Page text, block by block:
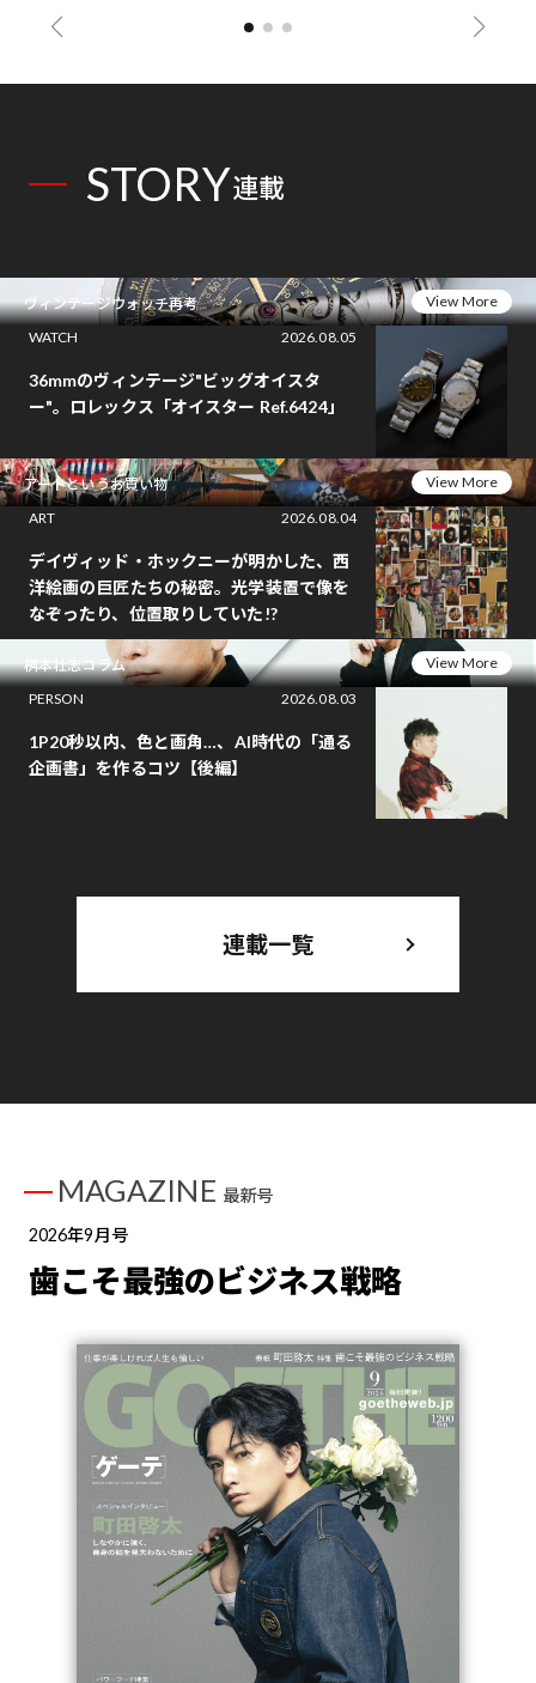
STORY連載
ヴィンテージウォッチ再考
View More
WATCH
2026.08.05
36mmのヴィンテージ"ビッグオイスタ
ー"。ロレックス「オイスター Ref.6424」
アートというお買い物
View More
ART
2026.08.04
デイヴィッド・ホックニーが明かした、西
洋絵画の巨匠たちの秘密。光学装置で像を
なぞったり、位置取りしていた!?
桝本壮志コラム
View More
PERSON
2026.08.03
1P20秒以内、色と画角…、AI時代の「通る
企画書」を作るコツ【後編】
連載一覧
MAGAZINE 最新号
2026年9月号
歯こそ最強のビジネス戦略